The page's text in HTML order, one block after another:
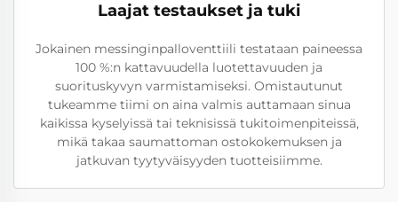
Laajat testaukset ja tuki
Jokainen messinginpalloventtiili testataan paineessa
100 %:n kattavuudella luotettavuuden ja
suorituskyvyn varmistamiseksi. Omistautunut
tukeamme tiimi on aina valmis auttamaan sinua
kaikissa kyselyissä tai teknisissä tukitoimenpiteissä,
mikä takaa saumattoman ostokokemuksen ja
jatkuvan tyytyväisyyden tuotteisiimme.